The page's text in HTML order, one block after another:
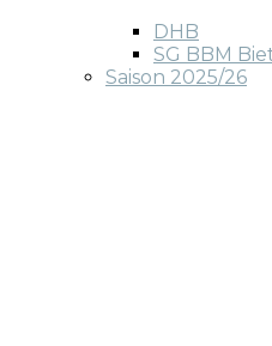
DHB
SG BBM
Saison 2025/26